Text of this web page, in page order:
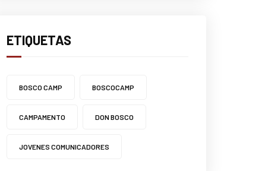
ETIQUETAS
BOSCO CAMP BOSCOCAMP
CAMPAMENTO DON BOSCO
JOVENES COMUNICADORES